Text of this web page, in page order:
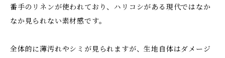
番手のリネンが使われており、ハリコシがある現代ではなか
なか見られない素材感です。
全体的に薄汚れやシミが見られますが、生地自体はダメージ